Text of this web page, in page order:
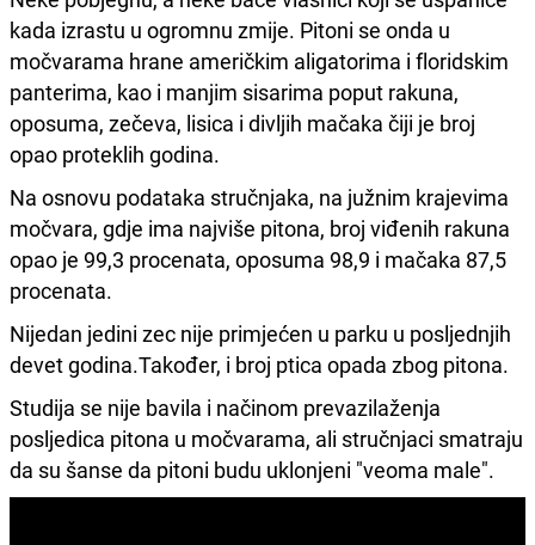
kada izrastu u ogromnu zmije. Pitoni se onda u
močvarama hrane američkim aligatorima i floridskim
panterima, kao i manjim sisarima poput rakuna,
oposuma, zečeva, lisica i divljih mačaka čiji je broj
opao proteklih godina.
Na osnovu podataka stručnjaka, na južnim krajevima
močvara, gdje ima najviše pitona, broj viđenih rakuna
opao je 99,3 procenata, oposuma 98,9 i mačaka 87,5
procenata.
Nijedan jedini zec nije primjećen u parku u posljednjih
devet godina.Također, i broj ptica opada zbog pitona.
Studija se nije bavila i načinom prevazilaženja
posljedica pitona u močvarama, ali stručnjaci smatraju
da su šanse da pitoni budu uklonjeni "veoma male".